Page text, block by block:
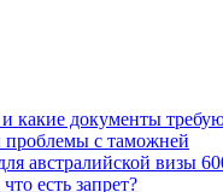
какие документы
с таможней
австралийской визы
есть запрет?